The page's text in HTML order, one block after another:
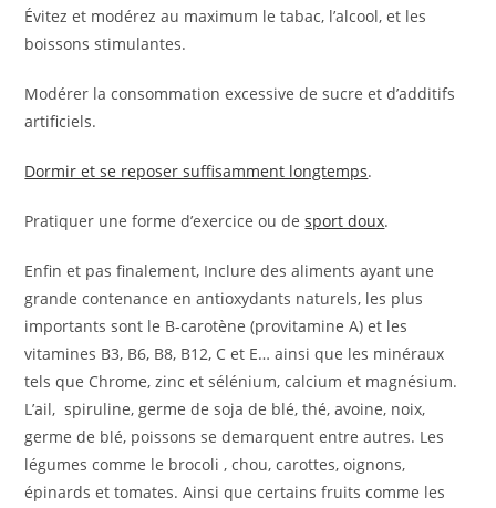
Évitez et modérez au maximum le tabac, l’alcool, et les
boissons stimulantes.
Modérer la consommation excessive de sucre et d’additifs
artificiels.
Dormir et se reposer suffisamment longtemps.
Pratiquer une forme d’exercice ou desport doux.
Enfin et pas finalement, Inclure des aliments ayant une
grande contenance en antioxydants naturels, les plus
importants sont le B-carotène (provitamine A) et les
vitamines B3, B6, B8, B12, C et E… ainsi que les minéraux
tels que Chrome, zinc et sélénium, calcium et magnésium.
L’ail, spiruline, germe de soja de blé, thé, avoine, noix,
germe de blé, poissons se demarquent entre autres. Les
légumes comme le brocoli , chou, carottes, oignons,
épinards et tomates. Ainsi que certains fruits comme les